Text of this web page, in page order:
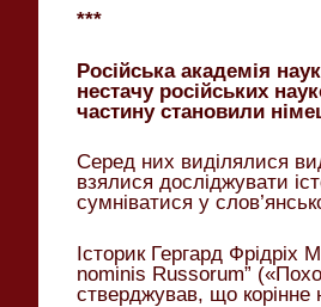
***
Російська академія
нестачу російських
частину становили
Серед них виділялися
взялися досліджувати
сумніватися у
Історик Гергард
nominis Russorum”
стверджував, що корінне